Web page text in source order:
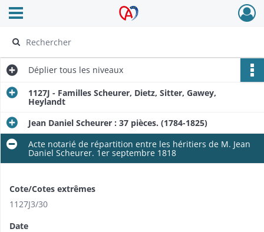
Archives Alsace - Colmar
Ouvrir le menu déroulant
Déplier tous les niveaux
1127J - Familles Scheurer, Dietz, Sitter, Gawey,
Heylandt
Jean Daniel Scheurer : 37 pièces. (1784-1825)
Acte notarié de répartition entre les héritiers de M. Jean
Daniel Scheurer. 1er septembre 1818
Cote/Cotes extrêmes
1127J3/30
Date